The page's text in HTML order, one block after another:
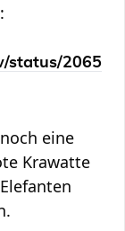
status/2065
eine
Krawatte